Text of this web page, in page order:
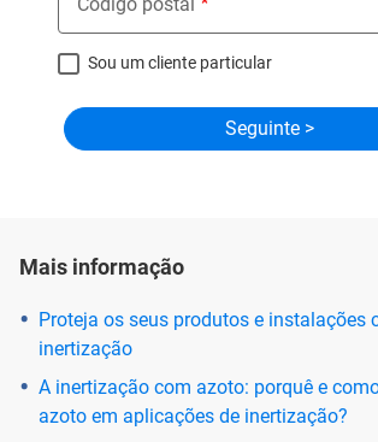
Sou um cliente particular
Mais informação
Proteja os seus produtos e instalações
inertização
A inertização com azoto: porquê e
azoto em aplicações de inertização?